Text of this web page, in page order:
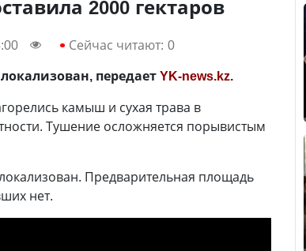
2000 гектаров
Сейчас читают: 0
передаетYK-news.kz.
камыш и сухая трава в
Тушение осложняется порывистым
Предварительная площадь
нет.